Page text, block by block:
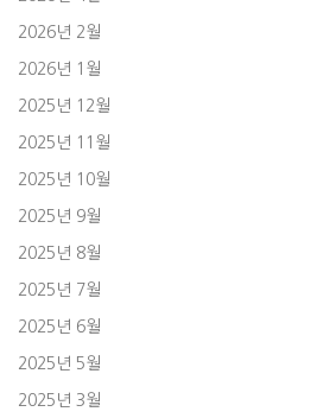
2026년 2월
2026년 1월
2025년 12월
2025년 11월
2025년 10월
2025년 9월
2025년 8월
2025년 7월
2025년 6월
2025년 5월
2025년 3월